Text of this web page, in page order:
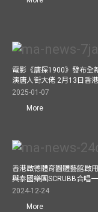
電影《唐探1900》發布全
演唐人街大佬 2月13日香
2025-01-07
More
香港啟德體育園體藝館啟
與泰國樂團SCRUBB合唱
2024-12-24
More